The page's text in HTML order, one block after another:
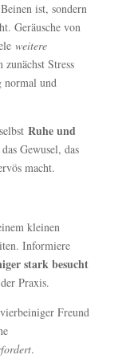
ist, sondern
Geräusche von
weitere
Stress
normal und
Ruhe und
Gewusel, das
macht.
kleinen
Informiere
stark besucht
Praxis.
Freund
.